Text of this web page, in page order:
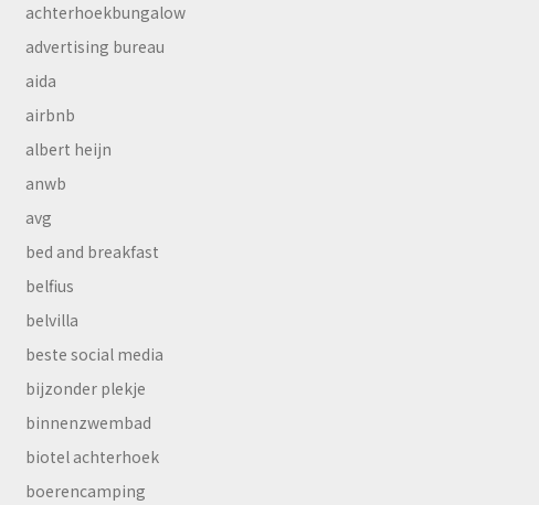
achterhoekbungalow
advertising bureau
aida
airbnb
albert heijn
anwb
avg
bed and breakfast
belfius
belvilla
beste social media
bijzonder plekje
binnenzwembad
biotel achterhoek
boerencamping